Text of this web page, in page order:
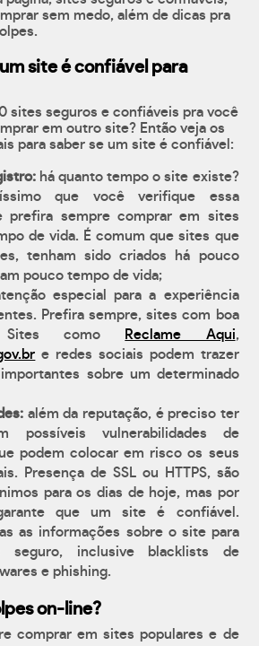
sem medo, além de dicas pra
site é confiável para
sites seguros e confiáveis pra você
em outro site? Então veja os
para saber se um site é confiável:
há quanto tempo o site existe?
que você verifique essa
prefira sempre comprar em sites
de vida. É comum que sites que
tenham sido criados há pouco
pouco tempo de vida;
especial para a experiência
Prefira sempre, sites com boa
Sites como
Reclame Aqui,
e redes sociais podem trazer
sobre um determinado
além da reputação, é preciso ter
possíveis vulnerabilidades de
podem colocar em risco os seus
Presença de SSL ou HTTPS, são
para os dias de hoje, mas por
que um site é confiável.
as informações sobre o site para
inclusive blacklists de
e phishing.
on-line?
comprar em sites populares e de